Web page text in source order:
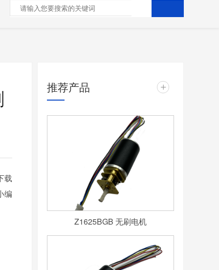
载
编
推荐产品 +
Z1625BGB 无刷电机